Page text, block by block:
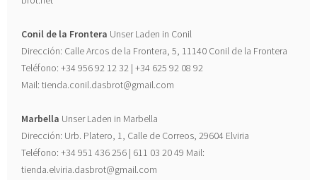
Conil de la Frontera Unser Laden in Conil
Dirección: Calle Arcos de la Frontera, 5, 11140 Conil de la Frontera
Teléfono: +34 956 92 12 32 | +34 625 92 08 92
Mail: tienda.conil.dasbrot@gmail.com
Marbella Unser Laden in Marbella
Dirección: Urb. Platero, 1, Calle de Correos, 29604 Elviria
Teléfono: +34 951 436 256 | 611 03 20 49 Mail:
tienda.elviria.dasbrot@gmail.com